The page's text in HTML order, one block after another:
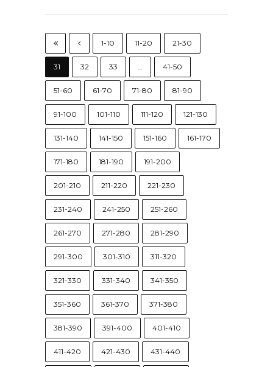
1-10 11-20 21-30
31 32 33 41-50
51-60 61-70 71-80 81-90
91-100 101-110 111-120 121-130
131-140 141-150 151-160 161-170
171-180 181-190 191-200
201-210 211-220 221-230
231-240 241-250 251-260
261-270 271-280 281-290
291-300 301-310 311-320
321-330 331-340 341-350
351-360 361-370 371-380
381-390 391-400 401-410
411-420 421-430 431-440